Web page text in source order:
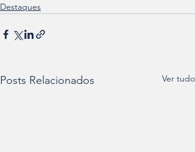
Destaques
Posts Relacionados Ver tudo